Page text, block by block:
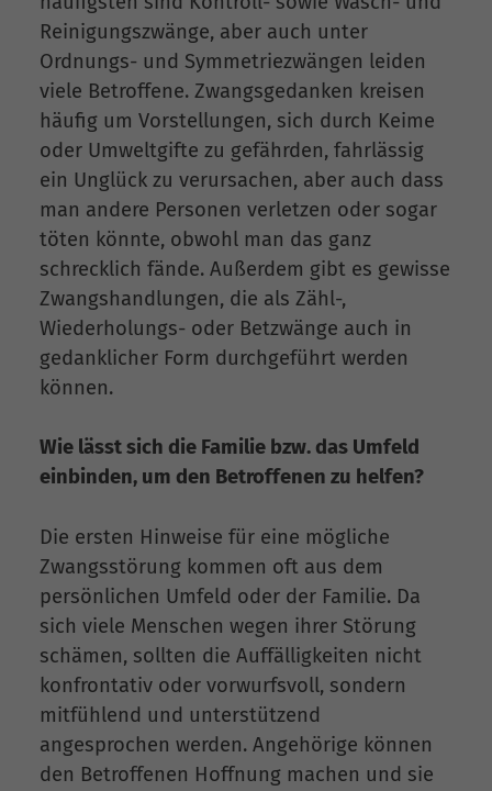
Reinigungszwänge, aber auch unter
Ordnungs- und Symmetriezwängen leiden
viele Betroffene. Zwangsgedanken kreisen
häufig um Vorstellungen, sich durch Keime
oder Umweltgifte zu gefährden, fahrlässig
ein Unglück zu verursachen, aber auch dass
man andere Personen verletzen oder sogar
töten könnte, obwohl man das ganz
schrecklich fände. Außerdem gibt es gewisse
Zwangshandlungen, die als Zähl-,
Wiederholungs- oder Betzwänge auch in
gedanklicher Form durchgeführt werden
können.
Wie lässt sich die Familie bzw. das Umfeld
einbinden, um den Betroffenen zu helfen?
Die ersten Hinweise für eine mögliche
Zwangsstörung kommen oft aus dem
persönlichen Umfeld oder der Familie. Da
sich viele Menschen wegen ihrer Störung
schämen, sollten die Auffälligkeiten nicht
konfrontativ oder vorwurfsvoll, sondern
mitfühlend und unterstützend
angesprochen werden. Angehörige können
den Betroffenen Hoffnung machen und sie